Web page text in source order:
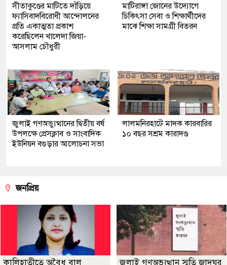
সীতাকুণ্ডের মাটিতে দাঁড়িয়ে
ফ্যাসিবাদবিরোধী আন্দোলনের
প্রতি একাত্মতা প্রকাশ
করেছিলেন খালেদা জিয়া-
আসলাম চৌধুরী
মাটিরাঙ্গা জোনের উদ্যোগে
চিকিৎসা সেবা ও শিক্ষার্থীদের
মাঝে শিক্ষা সামগ্রী বিতরন
জুলাই গণঅভ্যুত্থানের দ্বিতীয় বর্ষ
উপলক্ষে প্রেসক্লাব ও সাংবাদিক
ইউনিয়ন বগুড়ার আলোচনা সভা
লালমনিরহাটে মাদক কারবারির
১০ বছর সশ্রম কারাদণ্ড
জনপ্রিয়
কালিহাতীতে অবৈধ বালু জুলাই গণঅভ্যুত্থান স্মৃতি জাদুঘর